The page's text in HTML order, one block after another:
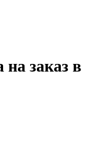
заказ в